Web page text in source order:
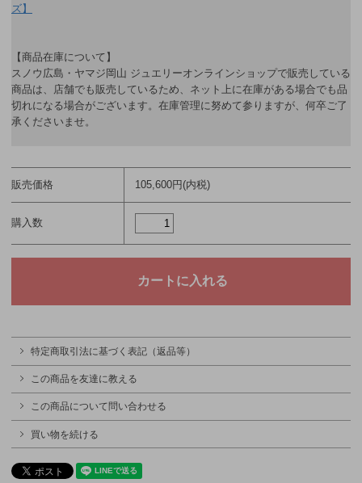
ズ】
【商品在庫について】
スノウ広島・ヤマジ岡山 ジュエリーオンラインショップで販売している
商品は、店舗でも販売しているため、ネット上に在庫がある場合でも品
切れになる場合がございます。在庫管理に努めて参りますが、何卒ご了
承くださいませ。
販売価格 105,600円(内税)
購入数
特定商取引法に基づく表記（返品等）
この商品を友達に教える
この商品について問い合わせる
買い物を続ける